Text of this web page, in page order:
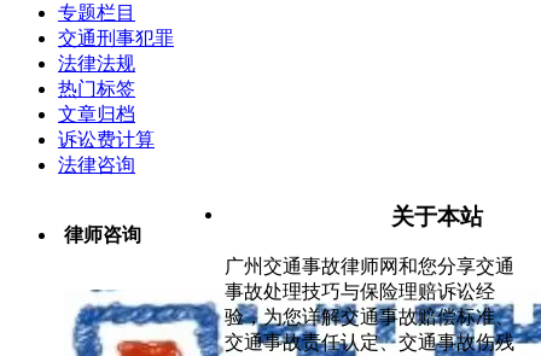
专题栏目
交通刑事犯罪
法律法规
热门标签
文章归档
诉讼费计算
法律咨询
律师咨询
关于本站
广州交通事故律师网和您分享交通
事故处理技巧与保险理赔诉讼经
验，为您详解交通事故赔偿标准、
交通事故责任认定、交通事故伤残